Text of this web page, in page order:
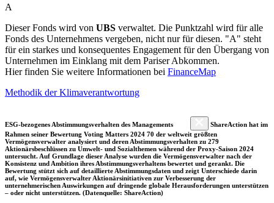
A
Dieser Fonds wird von UBS verwaltet. Die Punktzahl wird für alle
Fonds des Unternehmens vergeben, nicht nur für diesen. "A" steht
für ein starkes und konsequentes Engagement für den Übergang von
Unternehmen im Einklang mit dem Pariser Abkommen.
Hier finden Sie weitere Informationen bei FinanceMap
Methodik der Klimaverantwortung
ESG-bezogenes Abstimmungsverhalten des Managements
ShareAction hat im
Rahmen seiner Bewertung Voting Matters 2024 70 der weltweit größten
Vermögensverwalter analysiert und deren Abstimmungsverhalten zu 279
Aktionärsbeschlüssen zu Umwelt- und Sozialthemen während der Proxy-Saison 2024
untersucht. Auf Grundlage dieser Analyse wurden die Vermögensverwalter nach der
Konsistenz und Ambition ihres Abstimmungsverhaltens bewertet und gerankt. Die
Bewertung stützt sich auf detaillierte Abstimmungsdaten und zeigt Unterschiede darin
auf, wie Vermögensverwalter Aktionärsinitiativen zur Verbesserung der
unternehmerischen Auswirkungen auf dringende globale Herausforderungen unterstützen
– oder nicht unterstützen. (Datenquelle: ShareAction)